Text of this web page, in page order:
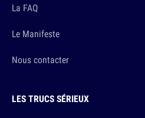
La FAQ
Le Manifeste
Nous contacter
LES TRUCS SÉRIEUX